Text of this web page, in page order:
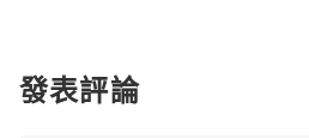
發表評論